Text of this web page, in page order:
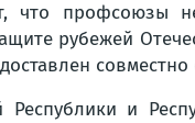
что профсоюзы
рубежей
и